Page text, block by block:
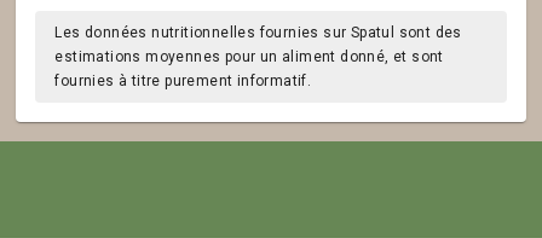
Les données nutritionnelles fournies sur Spatul sont des
estimations moyennes pour un aliment donné, et sont
fournies à titre purement informatif.